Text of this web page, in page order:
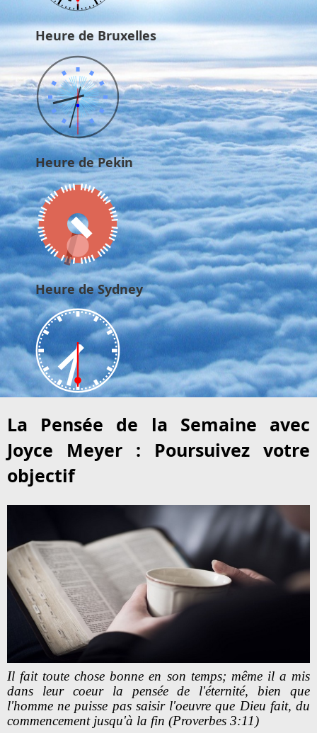
Heure de Bruxelles
Heure de Pekin
Heure de Sydney
La Pensée de la Semaine avec
Joyce Meyer : Poursuivez votre
objectif
Il fait toute chose bonne en son temps; même il a mis
dans leur coeur la pensée de l'éternité, bien que
l'homme ne puisse pas saisir l'oeuvre que Dieu fait, du
commencement jusqu'à la fin (Proverbes 3:11)